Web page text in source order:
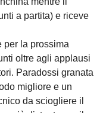
a partita) e riceve
per la prossima
oltre agli applausi
Paradossi granata
migliore e un
da sciogliere il